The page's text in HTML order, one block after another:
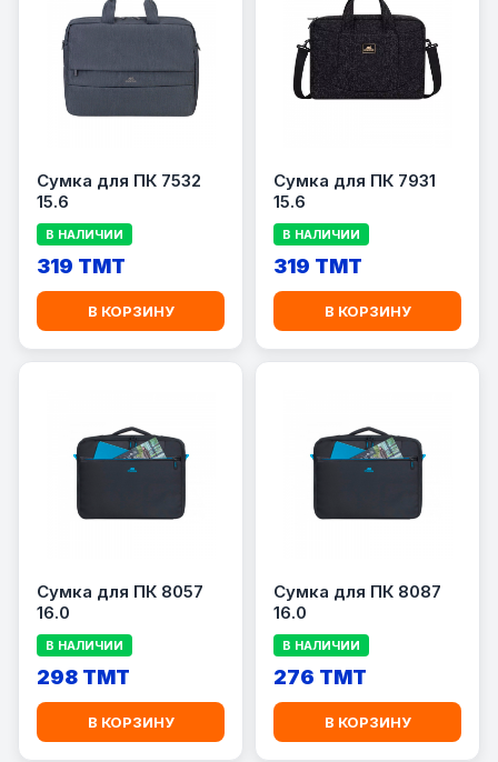
Сумка для ПК 7532
15.6
В НАЛИЧИИ
319 TMT
В КОРЗИНУ
Сумка для ПК 7931
15.6
В НАЛИЧИИ
319 TMT
В КОРЗИНУ
Сумка для ПК 8057
16.0
В НАЛИЧИИ
298 TMT
В КОРЗИНУ
Сумка для ПК 8087
16.0
В НАЛИЧИИ
276 TMT
В КОРЗИНУ